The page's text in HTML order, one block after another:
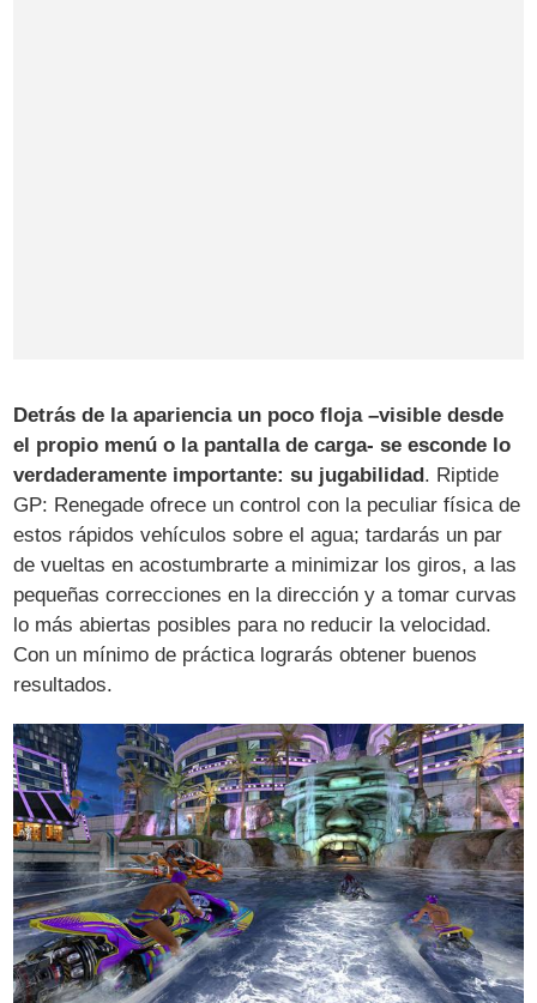
Detrás de la apariencia un poco floja –visible desde
el propio menú o la pantalla de carga- se esconde lo
verdaderamente importante: su jugabilidad. Riptide
GP: Renegade ofrece un control con la peculiar física de
estos rápidos vehículos sobre el agua; tardarás un par
de vueltas en acostumbrarte a minimizar los giros, a las
pequeñas correcciones en la dirección y a tomar curvas
lo más abiertas posibles para no reducir la velocidad.
Con un mínimo de práctica lograrás obtener buenos
resultados.